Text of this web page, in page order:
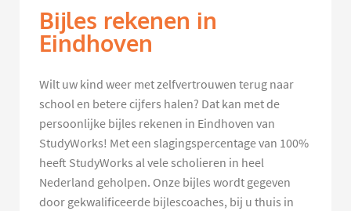
Bijles rekenen in
Eindhoven
Wilt uw kind weer met zelfvertrouwen terug naar
school en betere cijfers halen? Dat kan met de
persoonlijke bijles rekenen in Eindhoven van
StudyWorks! Met een slagingspercentage van 100%
heeft StudyWorks al vele scholieren in heel
Nederland geholpen. Onze bijles wordt gegeven
door gekwalificeerde bijlescoaches, bij u thuis in